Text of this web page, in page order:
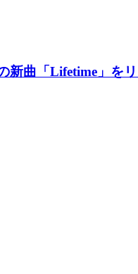
新曲「Lifetime」を